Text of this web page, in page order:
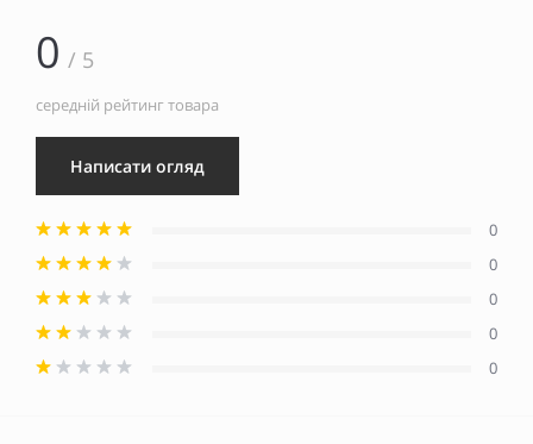
0 / 5
середній рейтинг товара
Написати огляд
0
0
0
0
0